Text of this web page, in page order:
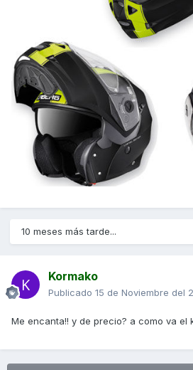
10 meses más tarde...
Kormako
Publicado 15 de Noviembre del
Me encanta!! y de precio? a como va el